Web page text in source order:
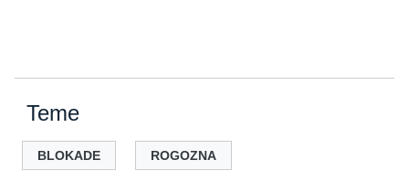
Teme
BLOKADE ROGOZNA